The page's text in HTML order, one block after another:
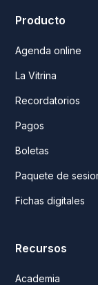
Producto
Agenda online
La Vitrina
Recordatorios
Pagos
Boletas
Paquete de
Fichas digitales
Recursos
Academia